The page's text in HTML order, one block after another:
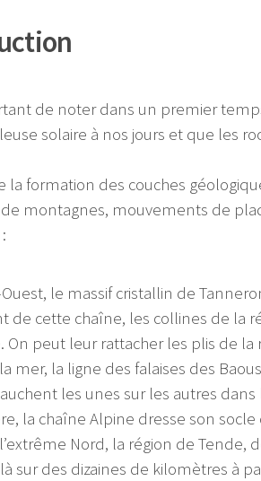
de noter dans un premier
solaire à nos jours et que les
la formation des couches
montagnes, mouvements de
le massif cristallin de
de cette chaîne, les collines de la
On peut leur rattacher les plis de la
mer, la ligne des falaises des
les unes sur les autres
la chaîne Alpine dresse son
Nord, la région de
sur des dizaines de kilomètres à